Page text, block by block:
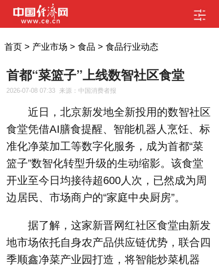
首页> 产业市场 > 食品 > 食品行业动态
首都“菜篮子”上线数智社区食堂
2026-07-08 07:33 来源：中国消费者报
近日，北京新发地全新投用的数智社区
食堂凭借AI膳食提醒、智能机器人烹饪、标
准化净菜加工等数字化服务，成为首都“菜
篮子”数智化转型升级的生动缩影。该食堂
开业至今日均接待超600人次，已然成为周
边居民、市场商户的“家庭中央厨房”。
据了解，这家新晋网红社区食堂由新发
地市场依托自身农产品供应链优势，联合四
季顺鑫净菜产业园打造，将智能炒菜机器